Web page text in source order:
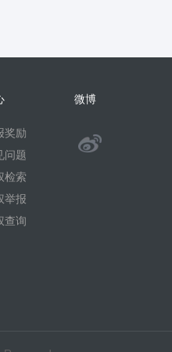
奖励
问题
检索
举报
查询
微博